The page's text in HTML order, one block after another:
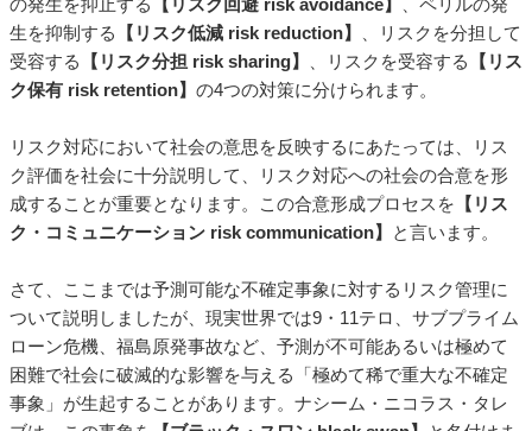
の発生を抑止する
【リスク回避 risk avoidance】
、ペリルの発
生を抑制する
【リスク低減 risk reduction】
、リスクを分担して
受容する
【リスク分担 risk sharing】 、リスクを受容する
【リス
ク保有 risk retention】 の4つの対策に分けられます。
リスク対応において社会の意思を反映するにあたっては、リス
ク評価を社会に十分説明して、リスク対応への社会の合意を形
成することが重要となります。この合意形成プロセスを 【リス
ク・コミュニケーション risk communication】
と言います。
さて、ここまでは予測可能な不確定事象に対するリスク管理に
ついて説明しましたが、現実世界では9・11テロ、サブプライム
ローン危機、福島原発事故など、予測が不可能あるいは極めて
困難で社会に破滅的な影響を与える「極めて稀で重大な不確定
事象」が生起することがあります。ナシーム・ニコラス・タレ